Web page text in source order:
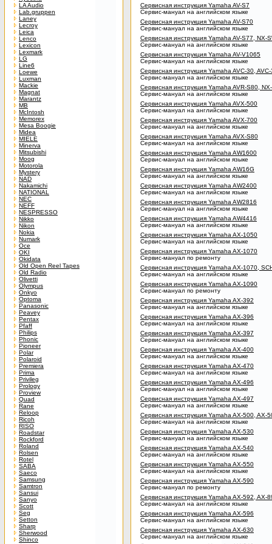
LA Audio
Lab.gruppen
Laney
Lecroy
Leica
Lenco
Lexicon
Lexmark
LG
Line6
Loewe
Luxman
Mackie
Magnat
Marantz
MB
McIntosh
Memorex
Mesa Boogie
Midea
MIELE
Minerva
Mitsubishi
Moog
Motorola
Mystery
NAD
Nakamichi
NATIONAL
NEC
NEFF
NESPRESSO
Nikko
Nikon
Nokia
Numark
Oce
OKI
Okidata
Old Open Reel Tapes
Old Radio
Olivetti
Olympus
Onkyo
Optoma
Panasonic
Peavey
Pentax
Pfaff
Philips
Phonic
Pioneer
Polar
Polaroid
Premiera
Prima
Privileg
Prology
Proview
Quad
Rane
Reloop
Ricoh
RISO
Roadstar
Rockford
Roland
Rolsen
Rotel
SABA
Saeco
Samsung
Samtron
Sansui
Sanyo
Scott
Seg
Setton
Sharp
Sherwood
Shinco
Сервисная инструкция Yamaha AV-S7
Сервис-мануал на английском языке
Сервисная инструкция Yamaha AV-S70
Сервис-мануал на английском языке
Сервисная инструкция Yamaha AV-S77, NX-
Сервис-мануал на английском языке
Сервисная инструкция Yamaha AV-V1065
Сервис-мануал на английском языке
Сервисная инструкция Yamaha AVC-30,
Сервис-мануал на английском языке
Сервисная инструкция Yamaha AVR-S80,
Сервис-мануал на английском языке
Сервисная инструкция Yamaha AVX-500
Сервис-мануал на английском языке
Сервисная инструкция Yamaha AVX-700
Сервис-мануал на английском языке
Сервисная инструкция Yamaha AVX-S80
Сервис-мануал на английском языке
Сервисная инструкция Yamaha AW1600
Сервис-мануал на английском языке
Сервисная инструкция Yamaha AW16G
Сервис-мануал на английском языке
Сервисная инструкция Yamaha AW2400
Сервис-мануал на английском языке
Сервисная инструкция Yamaha AW2816
Сервис-мануал на английском языке
Сервисная инструкция Yamaha AW4416
Сервис-мануал на английском языке
Сервисная инструкция Yamaha AX-1050
Сервис-мануал на английском языке
Сервисная инструкция Yamaha AX-1070
Сервис-мануал по ремонту
Сервисная инструкция Yamaha AX-1070,
Сервис-мануал на английском языке
Сервисная инструкция Yamaha AX-1090
Сервис-мануал по ремонту
Сервисная инструкция Yamaha AX-392
Сервис-мануал на английском языке
Сервисная инструкция Yamaha AX-396
Сервис-мануал на английском языке
Сервисная инструкция Yamaha AX-397
Сервис-мануал на английском языке
Сервисная инструкция Yamaha AX-400
Сервис-мануал на английском языке
Сервисная инструкция Yamaha AX-470
Сервис-мануал на английском языке
Сервисная инструкция Yamaha AX-496
Сервис-мануал на английском языке
Сервисная инструкция Yamaha AX-497
Сервис-мануал на английском языке
Сервисная инструкция Yamaha AX-500, AX-
Сервис-мануал на английском языке
Сервисная инструкция Yamaha AX-530
Сервис-мануал на английском языке
Сервисная инструкция Yamaha AX-540
Сервис-мануал на английском языке
Сервисная инструкция Yamaha AX-550
Сервис-мануал на английском языке
Сервисная инструкция Yamaha AX-590
Сервис-мануал по ремонту
Сервисная инструкция Yamaha AX-592, AX-
Сервис-мануал на английском языке
Сервисная инструкция Yamaha AX-596
Сервис-мануал на английском языке
Сервисная инструкция Yamaha AX-630
Сервис-мануал на английском языке